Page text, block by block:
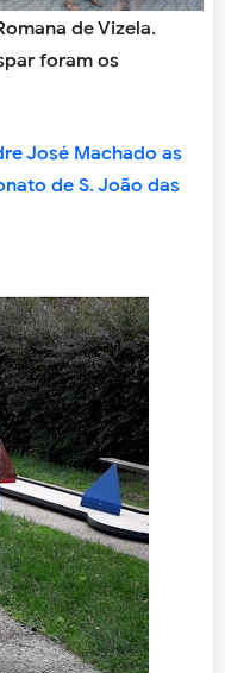
de Vizela.
foram os
José Machado as
de S. João das